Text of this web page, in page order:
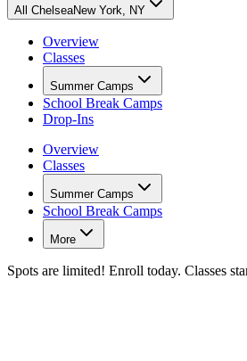
All Chelsea​​​​‌ ‍ ​‍​‍‌‍ ‌ ​‍‌‍‍‌‌‍‌ ‌‍‍‌‌‍ ‍​‍​‍​ ‍‍​‍​‍‌ ​ ‌‍​‌‌‍ ‍‌‍‍‌‌ ‌​‌ ‍‌​‍ ‍‌‍‍‌‌‍ ​‍​‍​‍ ​​‍​‍‌‍‍​‌ ​‍‌‍‌‌‌‍‌‍​‍​‍​ ‍‍​‍​‍‌‍‍​‌ ‌​‌ ‌​‌ ​​‌ ​ ​ ‍‍​‍ ​‍ ‌‍​ ‌‍‍​‌‍‌‌‌‍ ​‌ ​ ‌‍‌‌‌‍​‌‌ ​​‌‍‍‌‌‍‌‌‌ ​‍‌ ​ ​‍ ‍‌ ​ ‌‍​‌‌‍ ‍‌‍‍‌‌ ‌​‌ ‍‌​‍ ‍‌ ​ ‌ ‌​‌ ‌‌‌‍‌​‌‍‍‌‌‍ ​‍ ‌‍‍‌‌‍ ‍‌ ‌​‌‍‌‌‌‍ ‍‌ ‌​​‍ ‌‍‌‌‌‍‌​‌‍‍‌‌ ‌​​‍ ‌‍ ‌‌‍ ‌‍‌​‌‍‌‌​ ‌‌ ​​‌ ​‍‌‍‌‌‌ ​ ‌‍‌‌‌‍ ‍‌ ‌​‌‍​‌‌ ‌​‌‍‍‌‌‍ ‌‍ ‍​ ‍ ‌‍‍‌‌‍‌​​ ‌‌‍​ ‌‍‌​‌‍‌‍​ ‌​‌‍‌‌‌‍‌‌​ ​ ​ ‍​​‍ ‌​ ‌ ​ ‍‌‌‍‌‍​ ‌‍​‍ ‌​ ‌​​ ​‌​ ‌​​ ​​​‍ ‌‌‍​‍‌‍‌​​ ​‍‌‍‌‍​‍ ‌​ ‍‌​ ​‌​ ‌‍​ ​ ​ ​‍‌‍‌​​ ‌ ‌‍‌​‌‍‌‍‌‍‌‌‌‍‌‍‌‍​‌​ ‍ ‌ ‌​‌ ‍‌‌ ​​‌‍‌‌​ ‌‌ ‌‍‌‍‌‌‌‍ ‍‌ ‌‌‌‍‌‌​ ‍ ‌ ​​‌‍​‌‌ ‌​‌‍‍​​ ‌‌ ​ ‌ ‌‌‌‍​‍‌​ ‍‌‍​‌‌ ‌‍‌‍‍‌‌‍‌ ‌‍​‌‌ ‌​‌‍‍‌‌‍ ‌‍ ‍​‍ ‍‌ ‌​‌‍‍‌‌ ‌​‌‍ ​‌‍‌‌​ ‌‍​‍‌‍​‌‌ ​ ‌‍‌‌‌‌‌‌‌ ​‍‌‍ ​​ ‌‌‍‍​‌ ‌​‌ ‌​‌ ​​‌ ​ ​‍‌‌​ ​ ‌​​‌​‍‌‌​ ​‍‌​‌‍​‍‌‌​ ​‍‌​‌‍‌‍​ ‌‍‍​‌‍‌‌‌‍ ​‌ ​ ‌‍‌‌‌‍​‌‌ ​​‌‍‍‌‌‍‌‌‌ ​‍‌ ​ ​‍ ‍‌ ​ ‌‍​‌‌‍ ‍‌‍‍‌‌ ‌​‌ ‍‌​‍ ‍‌ ​ ‌ ‌​‌ ‌‌‌‍‌​‌‍‍‌‌‍ ​‍‌‍‌‍‍‌‌‍‌​​ ‌‌‍​ ‌‍‌​‌‍‌‍​ ‌​‌‍‌‌‌‍‌‌​ ​ ​ ‍​​‍ ‌​ ‌ ​ ‍‌‌‍‌‍​ ‌‍​‍ ‌​ ‌​​ ​‌​ ‌​​ ​​​‍ ‌‌‍​‍‌‍‌​​ ​‍‌‍‌‍​‍ ‌​ ‍‌​ ​‌​ ‌‍​ ​ ​ ​‍‌‍‌​​ ‌ ‌‍‌​‌‍‌‍‌‍‌‌‌‍‌‍‌‍​‌​‍‌‍‌ ‌​‌ ‍‌‌ ​​‌‍‌‌​ ‌‌ ‌‍‌‍‌‌‌‍ ‍‌ ‌‌‌‍‌‌​‍‌‍‌ ​​‌‍​‌‌ ‌​‌‍‍​​ ‌‌ ​ ‌ ‌‌‌‍​‍‌​ ‍‌‍​‌‌ ‌‍‌‍‍‌‌‍‌ ‌‍​‌‌ ‌​‌‍‍‌‌‍ ‌‍ ‍​‍ ‍‌ ‌​‌‍‍‌‌ ‌​‌‍ ​‌‍‌‌​‍‌‍‌ ​​‌‍‌‌‌ ​‍‌ ​ ‌ ​​‌‍‌‌‌‍​ ‌ ‌​‌‍‍‌‌ ‌‍‌‍‌‌​ ‌‌ ​​‌ ‌‌‌‍​‍‌‍ ​‌‍‍‌‌ ​ ‌‍‍​‌‍‌‌‌‍‌​​‍​‍‌ ‌New York, NY​​​​‌ ‍ ​‍​‍‌‍ ‌ ​‍‌‍‍‌‌‍‌ ‌‍‍‌‌‍ ‍​‍​‍​ ‍‍​‍​‍‌ ​ ‌‍​‌‌‍ ‍‌‍‍‌‌ ‌​‌ ‍‌​‍ ‍‌‍‍‌‌‍ ​‍​‍​‍ ​​‍​‍‌‍‍​‌ ​‍‌‍‌‌‌‍‌‍​‍​‍​ ‍‍​‍​‍‌‍‍​‌ ‌​‌ ‌​‌ ​​‌ ​ ​ ‍‍​‍ ​‍ ‌‍​ ‌‍‍​‌‍‌‌‌‍ ​‌ ​ ‌‍‌‌‌‍​‌‌ ​​‌‍‍‌‌‍‌‌‌ ​‍‌ ​ ​‍ ‍‌ ​ ‌‍​‌‌‍ ‍‌‍‍‌‌ ‌​‌ ‍‌​‍ ‍‌ ​ ‌ ‌​‌ ‌‌‌‍‌​‌‍‍‌‌‍ ​‍ ‌‍‍‌‌‍ ‍‌ ‌​‌‍‌‌‌‍ ‍‌ ‌​​‍ ‌‍‌‌‌‍‌​‌‍‍‌‌ ‌​​‍ ‌‍ ‌‌‍ ‌‍‌​‌‍‌‌​ ‌‌ ​​‌ ​‍‌‍‌‌‌ ​ ‌‍‌‌‌‍ ‍‌ ‌​‌‍​‌‌ ‌​‌‍‍‌‌‍ ‌‍ ‍​ ‍ ‌‍‍‌‌‍‌​​ ‌‌‍​ ‌‍‌​‌‍‌‍​ ‌​‌‍‌‌‌‍‌‌​ ​ ​ ‍​​‍ ‌​ ‌ ​ ‍‌‌‍‌‍​ ‌‍​‍ ‌​ ‌​​ ​‌​ ‌​​ ​​​‍ ‌‌‍​‍‌‍‌​​ ​‍‌‍‌‍​‍ ‌​ ‍‌​ ​‌​ ‌‍​ ​ ​ ​‍‌‍‌​​ ‌ ‌‍‌​‌‍‌‍‌‍‌‌‌‍‌‍‌‍​‌​ ‍ ‌ ‌​‌ ‍‌‌ ​​‌‍‌‌​ ‌‌ ‌‍‌‍‌‌‌‍ ‍‌ ‌‌‌‍‌‌​ ‍ ‌ ​​‌‍​‌‌ ‌​‌‍‍​​ ‌‌ ‌‍‌‍‌‌‌‍ ‍‌ ‌‌‌‍‌‌‌​ ​‌‍ ‌‍​ ‌‍​‌‌ ‌​‌‍‍‌‌‍ ‌‍ ‍​ ‌‍​‍‌‍​‌‌ ​ ‌‍‌‌‌‌‌‌‌ ​‍‌‍ ​​ ‌‌‍‍​‌ ‌​‌ ‌​‌ ​​‌ ​ ​‍‌‌​ ​ ‌​​‌​‍‌‌​ ​‍‌​‌‍​‍‌‌​ ​‍‌​‌‍‌‍​ ‌‍‍​‌‍‌‌‌‍ ​‌ ​ ‌‍‌‌‌‍​‌‌ ​​‌‍‍‌‌‍‌‌‌ ​‍‌ ​ ​‍ ‍‌ ​ ‌‍​‌‌‍ ‍‌‍‍‌‌ ‌​‌ ‍‌​‍ ‍‌ ​ ‌ ‌​‌ ‌‌‌‍‌​‌‍‍‌‌‍ ​‍‌‍‌‍‍‌‌‍‌​​ ‌‌‍​ ‌‍‌​‌‍‌‍​ ‌​‌‍‌‌‌‍‌‌​ ​ ​ ‍​​‍ ‌​ ‌ ​ ‍‌‌‍‌‍​ ‌‍​‍ ‌​ ‌​​ ​‌​ ‌​​ ​​​‍ ‌‌‍​‍‌‍‌​​ ​‍‌‍‌‍​‍ ‌​ ‍‌​ ​‌​ ‌‍​ ​ ​ ​‍‌‍‌​​ ‌ ‌‍‌​‌‍‌‍‌‍‌‌‌‍‌‍‌‍​‌​‍‌‍‌ ‌​‌ ‍‌‌ ​​‌‍‌‌​ ‌‌ ‌‍‌‍‌‌‌‍ ‍‌ ‌‌‌‍‌‌​‍‌‍‌ ​​‌‍​‌‌ ‌​‌‍‍​​ ‌‌ ‌‍‌‍‌‌‌‍ ‍‌ ‌‌‌‍‌‌‌​ ​‌‍ ‌‍​ ‌‍​‌‌ ‌​‌‍‍‌‌‍ ‌‍ ‍​‍‌‍‌ ​​‌‍‌‌‌ ​‍‌ ​ ‌ ​​‌‍‌‌‌‍​ ‌ ‌​‌‍‍‌‌ ‌‍‌‍‌‌​ ‌‌ ​​‌ ‌‌‌‍​‍‌‍ ​‌‍‍‌‌ ​ ‌‍‍​‌‍‌‌‌‍‌​​‍​‍‌ ‌
Overview​​​​‌ ‍ ​‍​‍‌‍ ‌ ​‍‌‍‍‌‌‍‌ ‌‍‍‌‌‍ ‍​‍​‍​ ‍‍​‍​‍‌ ​ ‌‍​‌‌‍ ‍‌‍‍‌‌ ‌​‌ ‍‌​‍ ‍‌‍‍‌‌‍ ​‍​‍​‍ ​​‍​‍‌‍‍​‌ ​‍‌‍‌‌‌‍‌‍​‍​‍​ ‍‍​‍​‍‌‍‍​‌ ‌​‌ ‌​‌ ​​‌ ​ ​ ‍‍​‍ ​‍ ‌‍​ ‌‍‍​‌‍‌‌‌‍ ​‌ ​ ‌‍‌‌‌‍​‌‌ ​​‌‍‍‌‌‍‌‌‌ ​‍‌ ​ ​‍ ‍‌ ​ ‌‍​‌‌‍ ‍‌‍‍‌‌ ‌​‌ ‍‌​‍ ‍‌ ​ ‌ ‌​‌ ‌‌‌‍‌​‌‍‍‌‌‍ ​‍ ‌‍‍‌‌‍ ‍‌ ‌​‌‍‌‌‌‍ ‍‌ ‌​​‍ ‌‍‌‌‌‍‌​‌‍‍‌‌ ‌​​‍ ‌‍ ‌‌‍ ‌‍‌​‌‍‌‌​ ‌‌ ​​‌ ​‍‌‍‌‌‌ ​ ‌‍‌‌‌‍ ‍‌ ‌​‌‍​‌‌ ‌​‌‍‍‌‌‍ ‌‍ ‍​ ‍ ‌‍‍‌‌‍‌​​ ‌‌‍​ ‌‍‌​‌‍‌‍​ ‌​‌‍‌‌‌‍‌‌​ ​ ​ ‍​​‍ ‌​ ‌ ​ ‍‌‌‍‌‍​ ‌‍​‍ ‌​ ‌​​ ​‌​ ‌​​ ​​​‍ ‌‌‍​‍‌‍‌​​ ​‍‌‍‌‍​‍ ‌​ ‍‌​ ​‌​ ‌‍​ ​ ​ ​‍‌‍‌​​ ‌ ‌‍‌​‌‍‌‍‌‍‌‌‌‍‌‍‌‍​‌​ ‍ ‌ ‌​‌ ‍‌‌ ​​‌‍‌‌​ ‌‌ ‌‍‌‍‌‌‌‍ ‍‌ ‌‌‌‍‌‌​ ‍ ‌ ​​‌‍​‌‌ ‌​‌‍‍​​ ‌‌ ​ ‌ ‌‌‌‍​‍‌​ ‍‌‍​‌‌ ‌‍‌‍‍‌‌‍‌ ‌‍​‌‌ ‌​‌‍‍‌‌‍ ‌‍ ‍​‍ ‍‌‍​ ‌‍ ‌‍ ​‌ ‌‌‌‍ ‌‌‍ ‍‌ ​ ​‍‌‌​ ‌‌‌​​‍‌‌ ‌‍‍ ‌‍‌‌‌ ‍‌​‍‌‌​ ​ ‌​‌​​‍‌‌​ ​ ‌​‌​​‍‌‌​ ​‍​ ​‍​ ​ ‌‍‌‌​ ​‌‌‍​‌​ ​‌​ ​‌​ ‌‌​ ‌ ​ ​‍‌‍‌‌​ ‌ ​ ‍‌‌‍​‍‌‍​‍​ ​​​ ‌​​ ‍‌​ ​‍​ ‍‌​ ‍‌​ ​​​ ‌​​ ‌​​ ‌‍‌‍‌​‌‍​‍‌‍​‌‌‍​ ​ ‌‍​ ‌ ​ ‍​​ ​‍​‍‌‌​ ​‍​ ​‍​‍‌‌​ ‌‌‌​‌​​‍ ‍‌‍ ​‌‍‍‌‌‍ ‍‌‍‍ ‌ ​ ​‍‌‌​ ‌‌‌​​‍‌‌ ‌‍‍ ‌‍‌‌‌ ‍‌​‍‌‌​ ​ ‌​‌​​‍‌‌​ ​ ‌​‌​​‍‌‌​ ​‍​ ​‍​ ​​‌‍​ ​ ‌‍​ ‍​​ ‌ ​ ​‍​ ‍​​ ​ ​ ​‌​ ​​‌‍‌​​ ‍​​‍‌‌​ ​‍​ ​‍​‍‌‌​ ‌‌‌​‌​​‍ ‍‌ ‌​‌‍‍‌‌ ‌​‌‍ ​‌‍‌‌​ ‌‍​‍‌‍​‌‌ ​ ‌‍‌‌‌‌‌‌‌ ​‍‌‍ ​​ ‌‌‍‍​‌ ‌​‌ ‌​‌ ​​‌ ​ ​‍‌‌​ ​ ‌​​‌​‍‌‌​ ​‍‌​‌‍​‍‌‌​ ​‍‌​‌‍‌‍​ ‌‍‍​‌‍‌‌‌‍ ​‌ ​ ‌‍‌‌‌‍​‌‌ ​​‌‍‍‌‌‍‌‌‌ ​‍‌ ​ ​‍ ‍‌ ​ ‌‍​‌‌‍ ‍‌‍‍‌‌ ‌​‌ ‍‌​‍ ‍‌ ​ ‌ ‌​‌ ‌‌‌‍‌​‌‍‍‌‌‍ ​‍‌‍‌‍‍‌‌‍‌​​ ‌‌‍​ ‌‍‌​‌‍‌‍​ ‌​‌‍‌‌‌‍‌‌​ ​ ​ ‍​​‍ ‌​ ‌ ​ ‍‌‌‍‌‍​ ‌‍​‍ ‌​ ‌​​ ​‌​ ‌​​ ​​​‍ ‌‌‍​‍‌‍‌​​ ​‍‌‍‌‍​‍ ‌​ ‍‌​ ​‌​ ‌‍​ ​ ​ ​‍‌‍‌​​ ‌ ‌‍‌​‌‍‌‍‌‍‌‌‌‍‌‍‌‍​‌​‍‌‍‌ ‌​‌ ‍‌‌ ​​‌‍‌‌​ ‌‌ ‌‍‌‍‌‌‌‍ ‍‌ ‌‌‌‍‌‌​‍‌‍‌ ​​‌‍​‌‌ ‌​‌‍‍​​ ‌‌ ​ ‌ ‌‌‌‍​‍‌​ ‍‌‍​‌‌ ‌‍‌‍‍‌‌‍‌ ‌‍​‌‌ ‌​‌‍‍‌‌‍ ‌‍ ‍​‍ ‍‌‍​ ‌‍ ‌‍ ​‌ ‌‌‌‍ ‌‌‍ ‍‌ ​ ​‍‌‌​ ‌‌‌​​‍‌‌ ‌‍‍ ‌‍‌‌‌ ‍‌​‍‌‌​ ​ ‌​‌​​‍‌‌​ ​ ‌​‌​​‍‌‌​ ​‍​ ​‍​ ​ ‌‍‌‌​ ​‌‌‍​‌​ ​‌​ ​‌​ ‌‌​ ‌ ​ ​‍‌‍‌‌​ ‌ ​ ‍‌‌‍​‍‌‍​‍​ ​​​ ‌​​ ‍‌​ ​‍​ ‍‌​ ‍‌​ ​​​ ‌​​ ‌​​ ‌‍‌‍‌​‌‍​‍‌‍​‌‌‍​ ​ ‌‍​ ‌ ​ ‍​​ ​‍​‍‌‌​ ​‍​ ​‍​‍‌‌​ ‌‌‌​‌​​‍ ‍‌‍ ​‌‍‍‌‌‍ ‍‌‍‍ ‌ ​ ​‍‌‌​ ‌‌‌​​‍‌‌ ‌‍‍ ‌‍‌‌‌ ‍‌​‍‌‌​ ​ ‌​‌​​‍‌‌​ ​ ‌​‌​​‍‌‌​ ​‍​ ​‍​ ​​‌‍​ ​ ‌‍​ ‍​​ ‌ ​ ​‍​ ‍​​ ​ ​ ​‌​ ​​‌‍‌​​ ‍​​‍‌‌​ ​‍​ ​‍​‍‌‌​ ‌‌‌​‌​​‍ ‍‌ ‌​‌‍‍‌‌ ‌​‌‍ ​‌‍‌‌​‍‌‍‌ ​​‌‍‌‌‌ ​‍‌ ​ ‌ ​​‌‍‌‌‌‍​ ‌ ‌​‌‍‍‌‌ ‌‍‌‍‌‌​ ‌‌ ​​‌ ‌‌‌‍​‍‌‍ ​‌‍‍‌‌ ​ ‌‍‍​‌‍‌‌‌‍‌​​‍​‍‌ ‌
Classes​​​​‌ ‍ ​‍​‍‌‍ ‌ ​‍‌‍‍‌‌‍‌ ‌‍‍‌‌‍ ‍​‍​‍​ ‍‍​‍​‍‌ ​ ‌‍​‌‌‍ ‍‌‍‍‌‌ ‌​‌ ‍‌​‍ ‍‌‍‍‌‌‍ ​‍​‍​‍ ​​‍​‍‌‍‍​‌ ​‍‌‍‌‌‌‍‌‍​‍​‍​ ‍‍​‍​‍‌‍‍​‌ ‌​‌ ‌​‌ ​​‌ ​ ​ ‍‍​‍ ​‍ ‌‍​ ‌‍‍​‌‍‌‌‌‍ ​‌ ​ ‌‍‌‌‌‍​‌‌ ​​‌‍‍‌‌‍‌‌‌ ​‍‌ ​ ​‍ ‍‌ ​ ‌‍​‌‌‍ ‍‌‍‍‌‌ ‌​‌ ‍‌​‍ ‍‌ ​ ‌ ‌​‌ ‌‌‌‍‌​‌‍‍‌‌‍ ​‍ ‌‍‍‌‌‍ ‍‌ ‌​‌‍‌‌‌‍ ‍‌ ‌​​‍ ‌‍‌‌‌‍‌​‌‍‍‌‌ ‌​​‍ ‌‍ ‌‌‍ ‌‍‌​‌‍‌‌​ ‌‌ ​​‌ ​‍‌‍‌‌‌ ​ ‌‍‌‌‌‍ ‍‌ ‌​‌‍​‌‌ ‌​‌‍‍‌‌‍ ‌‍ ‍​ ‍ ‌‍‍‌‌‍‌​​ ‌‌‍​ ‌‍‌​‌‍‌‍​ ‌​‌‍‌‌‌‍‌‌​ ​ ​ ‍​​‍ ‌​ ‌ ​ ‍‌‌‍‌‍​ ‌‍​‍ ‌​ ‌​​ ​‌​ ‌​​ ​​​‍ ‌‌‍​‍‌‍‌​​ ​‍‌‍‌‍​‍ ‌​ ‍‌​ ​‌​ ‌‍​ ​ ​ ​‍‌‍‌​​ ‌ ‌‍‌​‌‍‌‍‌‍‌‌‌‍‌‍‌‍​‌​ ‍ ‌ ‌​‌ ‍‌‌ ​​‌‍‌‌​ ‌‌ ‌‍‌‍‌‌‌‍ ‍‌ ‌‌‌‍‌‌​ ‍ ‌ ​​‌‍​‌‌ ‌​‌‍‍​​ ‌‌ ​ ‌ ‌‌‌‍​‍‌​ ‍‌‍​‌‌ ‌‍‌‍‍‌‌‍‌ ‌‍​‌‌ ‌​‌‍‍‌‌‍ ‌‍ ‍​‍ ‍‌‍​ ‌‍ ‌‍ ​‌ ‌‌‌‍ ‌‌‍ ‍‌ ​ ​‍‌‌​ ‌‌‌​​‍‌‌ ‌‍‍ ‌‍‌‌‌ ‍‌​‍‌‌​ ​ ‌​‌​​‍‌‌​ ​ ‌​‌​​‍‌‌​ ​‍​ ​‍‌‍​‌​ ‍​​ ‌‍​ ‌ ‌‍​ ​ ‍​‌‍‌‍​ ‍‌​ ​​‌‍‌​​ ‍​‌‍​‌​‍‌‌​ ​‍​ ​‍​‍‌‌​ ‌‌‌​‌​​‍ ‍‌‍ ​‌‍‍‌‌‍ ‍‌‍‍ ‌ ​ ​‍‌‌​ ‌‌‌​​‍‌‌ ‌‍‍ ‌‍‌‌‌ ‍‌​‍‌‌​ ​ ‌​‌​​‍‌‌​ ​ ‌​‌​​‍‌‌​ ​‍​ ​‍​ ​​‌‍​ ​ ‌‍​ ‍​​ ‌ ​ ​‍​ ‍​​ ​ ​ ​‌​ ​​‌‍‌​​ ‍​​‍‌‌​ ​‍​ ​‍​‍‌‌​ ‌‌‌​‌​​‍ ‍‌ ‌​‌‍‍‌‌ ‌​‌‍ ​‌‍‌‌​ ‌‍​‍‌‍​‌‌ ​ ‌‍‌‌‌‌‌‌‌ ​‍‌‍ ​​ ‌‌‍‍​‌ ‌​‌ ‌​‌ ​​‌ ​ ​‍‌‌​ ​ ‌​​‌​‍‌‌​ ​‍‌​‌‍​‍‌‌​ ​‍‌​‌‍‌‍​ ‌‍‍​‌‍‌‌‌‍ ​‌ ​ ‌‍‌‌‌‍​‌‌ ​​‌‍‍‌‌‍‌‌‌ ​‍‌ ​ ​‍ ‍‌ ​ ‌‍​‌‌‍ ‍‌‍‍‌‌ ‌​‌ ‍‌​‍ ‍‌ ​ ‌ ‌​‌ ‌‌‌‍‌​‌‍‍‌‌‍ ​‍‌‍‌‍‍‌‌‍‌​​ ‌‌‍​ ‌‍‌​‌‍‌‍​ ‌​‌‍‌‌‌‍‌‌​ ​ ​ ‍​​‍ ‌​ ‌ ​ ‍‌‌‍‌‍​ ‌‍​‍ ‌​ ‌​​ ​‌​ ‌​​ ​​​‍ ‌‌‍​‍‌‍‌​​ ​‍‌‍‌‍​‍ ‌​ ‍‌​ ​‌​ ‌‍​ ​ ​ ​‍‌‍‌​​ ‌ ‌‍‌​‌‍‌‍‌‍‌‌‌‍‌‍‌‍​‌​‍‌‍‌ ‌​‌ ‍‌‌ ​​‌‍‌‌​ ‌‌ ‌‍‌‍‌‌‌‍ ‍‌ ‌‌‌‍‌‌​‍‌‍‌ ​​‌‍​‌‌ ‌​‌‍‍​​ ‌‌ ​ ‌ ‌‌‌‍​‍‌​ ‍‌‍​‌‌ ‌‍‌‍‍‌‌‍‌ ‌‍​‌‌ ‌​‌‍‍‌‌‍ ‌‍ ‍​‍ ‍‌‍​ ‌‍ ‌‍ ​‌ ‌‌‌‍ ‌‌‍ ‍‌ ​ ​‍‌‌​ ‌‌‌​​‍‌‌ ‌‍‍ ‌‍‌‌‌ ‍‌​‍‌‌​ ​ ‌​‌​​‍‌‌​ ​ ‌​‌​​‍‌‌​ ​‍​ ​‍‌‍​‌​ ‍​​ ‌‍​ ‌ ‌‍​ ​ ‍​‌‍‌‍​ ‍‌​ ​​‌‍‌​​ ‍​‌‍​‌​‍‌‌​ ​‍​ ​‍​‍‌‌​ ‌‌‌​‌​​‍ ‍‌‍ ​‌‍‍‌‌‍ ‍‌‍‍ ‌ ​ ​‍‌‌​ ‌‌‌​​‍‌‌ ‌‍‍ ‌‍‌‌‌ ‍‌​‍‌‌​ ​ ‌​‌​​‍‌‌​ ​ ‌​‌​​‍‌‌​ ​‍​ ​‍​ ​​‌‍​ ​ ‌‍​ ‍​​ ‌ ​ ​‍​ ‍​​ ​ ​ ​‌​ ​​‌‍‌​​ ‍​​‍‌‌​ ​‍​ ​‍​‍‌‌​ ‌‌‌​‌​​‍ ‍‌ ‌​‌‍‍‌‌ ‌​‌‍ ​‌‍‌‌​‍‌‍‌ ​​‌‍‌‌‌ ​‍‌ ​ ‌ ​​‌‍‌‌‌‍​ ‌ ‌​‌‍‍‌‌ ‌‍‌‍‌‌​ ‌‌ ​​‌ ‌‌‌‍​‍‌‍ ​‌‍‍‌‌ ​ ‌‍‍​‌‍‌‌‌‍‌​​‍​‍‌ ‌
Summer Camps​​​​‌ ‍ ​‍​‍‌‍ ‌ ​‍‌‍‍‌‌‍‌ ‌‍‍‌‌‍ ‍​‍​‍​ ‍‍​‍​‍‌ ​ ‌‍​‌‌‍ ‍‌‍‍‌‌ ‌​‌ ‍‌​‍ ‍‌‍‍‌‌‍ ​‍​‍​‍ ​​‍​‍‌‍‍​‌ ​‍‌‍‌‌‌‍‌‍​‍​‍​ ‍‍​‍​‍‌‍‍​‌ ‌​‌ ‌​‌ ​​‌ ​ ​ ‍‍​‍ ​‍ ‌‍​ ‌‍‍​‌‍‌‌‌‍ ​‌ ​ ‌‍‌‌‌‍​‌‌ ​​‌‍‍‌‌‍‌‌‌ ​‍‌ ​ ​‍ ‍‌ ​ ‌‍​‌‌‍ ‍‌‍‍‌‌ ‌​‌ ‍‌​‍ ‍‌ ​ ‌ ‌​‌ ‌‌‌‍‌​‌‍‍‌‌‍ ​‍ ‌‍‍‌‌‍ ‍‌ ‌​‌‍‌‌‌‍ ‍‌ ‌​​‍ ‌‍‌‌‌‍‌​‌‍‍‌‌ ‌​​‍ ‌‍ ‌‌‍ ‌‍‌​‌‍‌‌​ ‌‌ ​​‌ ​‍‌‍‌‌‌ ​ ‌‍‌‌‌‍ ‍‌ ‌​‌‍​‌‌ ‌​‌‍‍‌‌‍ ‌‍ ‍​ ‍ ‌‍‍‌‌‍‌​​ ‌‌‍​ ‌‍‌​‌‍‌‍​ ‌​‌‍‌‌‌‍‌‌​ ​ ​ ‍​​‍ ‌​ ‌ ​ ‍‌‌‍‌‍​ ‌‍​‍ ‌​ ‌​​ ​‌​ ‌​​ ​​​‍ ‌‌‍​‍‌‍‌​​ ​‍‌‍‌‍​‍ ‌​ ‍‌​ ​‌​ ‌‍​ ​ ​ ​‍‌‍‌​​ ‌ ‌‍‌​‌‍‌‍‌‍‌‌‌‍‌‍‌‍​‌​ ‍ ‌ ‌​‌ ‍‌‌ ​​‌‍‌‌​ ‌‌ ‌‍‌‍‌‌‌‍ ‍‌ ‌‌‌‍‌‌​ ‍ ‌ ​​‌‍​‌‌ ‌​‌‍‍​​ ‌‌ ​ ‌ ‌‌‌‍​‍‌​ ‍‌‍​‌‌ ‌‍‌‍‍‌‌‍‌ ‌‍​‌‌ ‌​‌‍‍‌‌‍ ‌‍ ‍​‍ ‍‌‍​ ‌‍ ‌‍ ​‌ ‌‌‌‍ ‌‌‍ ‍‌ ​ ​‍‌‌​ ‌‌‌​​‍‌‌ ‌‍‍ ‌‍‌‌‌ ‍‌​‍‌‌​ ​ ‌​‌​​‍‌‌​ ​ ‌​‌​​‍‌‌​ ​‍​ ​‍​ ‍​​ ​​​ ​​​ ‌​‌‍‌‍​ ​‌‌‍‌​‌‍​‌‌‍‌‌‌‍‌‍‌‍​‌​ ‍‌​‍‌‌​ ​‍​ ​‍​‍‌‌​ ‌‌‌​‌​​‍ ‍‌ ‌​‌‍‍‌‌ ‌​‌‍ ​‌‍‌‌​ ‌‍​‍‌‍​‌‌ ​ ‌‍‌‌‌‌‌‌‌ ​‍‌‍ ​​ ‌‌‍‍​‌ ‌​‌ ‌​‌ ​​‌ ​ ​‍‌‌​ ​ ‌​​‌​‍‌‌​ ​‍‌​‌‍​‍‌‌​ ​‍‌​‌‍‌‍​ ‌‍‍​‌‍‌‌‌‍ ​‌ ​ ‌‍‌‌‌‍​‌‌ ​​‌‍‍‌‌‍‌‌‌ ​‍‌ ​ ​‍ ‍‌ ​ ‌‍​‌‌‍ ‍‌‍‍‌‌ ‌​‌ ‍‌​‍ ‍‌ ​ ‌ ‌​‌ ‌‌‌‍‌​‌‍‍‌‌‍ ​‍‌‍‌‍‍‌‌‍‌​​ ‌‌‍​ ‌‍‌​‌‍‌‍​ ‌​‌‍‌‌‌‍‌‌​ ​ ​ ‍​​‍ ‌​ ‌ ​ ‍‌‌‍‌‍​ ‌‍​‍ ‌​ ‌​​ ​‌​ ‌​​ ​​​‍ ‌‌‍​‍‌‍‌​​ ​‍‌‍‌‍​‍ ‌​ ‍‌​ ​‌​ ‌‍​ ​ ​ ​‍‌‍‌​​ ‌ ‌‍‌​‌‍‌‍‌‍‌‌‌‍‌‍‌‍​‌​‍‌‍‌ ‌​‌ ‍‌‌ ​​‌‍‌‌​ ‌‌ ‌‍‌‍‌‌‌‍ ‍‌ ‌‌‌‍‌‌​‍‌‍‌ ​​‌‍​‌‌ ‌​‌‍‍​​ ‌‌ ​ ‌ ‌‌‌‍​‍‌​ ‍‌‍​‌‌ ‌‍‌‍‍‌‌‍‌ ‌‍​‌‌ ‌​‌‍‍‌‌‍ ‌‍ ‍​‍ ‍‌‍​ ‌‍ ‌‍ ​‌ ‌‌‌‍ ‌‌‍ ‍‌ ​ ​‍‌‌​ ‌‌‌​​‍‌‌ ‌‍‍ ‌‍‌‌‌ ‍‌​‍‌‌​ ​ ‌​‌​​‍‌‌​ ​ ‌​‌​​‍‌‌​ ​‍​ ​‍​ ‍​​ ​​​ ​​​ ‌​‌‍‌‍​ ​‌‌‍‌​‌‍​‌‌‍‌‌‌‍‌‍‌‍​‌​ ‍‌​‍‌‌​ ​‍​ ​‍​‍‌‌​ ‌‌‌​‌​​‍ ‍‌ ‌​‌‍‍‌‌ ‌​‌‍ ​‌‍‌‌​‍‌‍‌ ​​‌‍‌‌‌ ​‍‌ ​ ‌ ​​‌‍‌‌‌‍​ ‌ ‌​‌‍‍‌‌ ‌‍‌‍‌‌​ ‌‌ ​​‌ ‌‌‌‍​‍‌‍ ​‌‍‍‌‌ ​ ‌‍‍​‌‍‌‌‌‍‌​​‍​‍‌ ‌
School Break Camps​​​​‌ ‍ ​‍​‍‌‍ ‌ ​‍‌‍‍‌‌‍‌ ‌‍‍‌‌‍ ‍​‍​‍​ ‍‍​‍​‍‌ ​ ‌‍​‌‌‍ ‍‌‍‍‌‌ ‌​‌ ‍‌​‍ ‍‌‍‍‌‌‍ ​‍​‍​‍ ​​‍​‍‌‍‍​‌ ​‍‌‍‌‌‌‍‌‍​‍​‍​ ‍‍​‍​‍‌‍‍​‌ ‌​‌ ‌​‌ ​​‌ ​ ​ ‍‍​‍ ​‍ ‌‍​ ‌‍‍​‌‍‌‌‌‍ ​‌ ​ ‌‍‌‌‌‍​‌‌ ​​‌‍‍‌‌‍‌‌‌ ​‍‌ ​ ​‍ ‍‌ ​ ‌‍​‌‌‍ ‍‌‍‍‌‌ ‌​‌ ‍‌​‍ ‍‌ ​ ‌ ‌​‌ ‌‌‌‍‌​‌‍‍‌‌‍ ​‍ ‌‍‍‌‌‍ ‍‌ ‌​‌‍‌‌‌‍ ‍‌ ‌​​‍ ‌‍‌‌‌‍‌​‌‍‍‌‌ ‌​​‍ ‌‍ ‌‌‍ ‌‍‌​‌‍‌‌​ ‌‌ ​​‌ ​‍‌‍‌‌‌ ​ ‌‍‌‌‌‍ ‍‌ ‌​‌‍​‌‌ ‌​‌‍‍‌‌‍ ‌‍ ‍​ ‍ ‌‍‍‌‌‍‌​​ ‌‌‍​ ‌‍‌​‌‍‌‍​ ‌​‌‍‌‌‌‍‌‌​ ​ ​ ‍​​‍ ‌​ ‌ ​ ‍‌‌‍‌‍​ ‌‍​‍ ‌​ ‌​​ ​‌​ ‌​​ ​​​‍ ‌‌‍​‍‌‍‌​​ ​‍‌‍‌‍​‍ ‌​ ‍‌​ ​‌​ ‌‍​ ​ ​ ​‍‌‍‌​​ ‌ ‌‍‌​‌‍‌‍‌‍‌‌‌‍‌‍‌‍​‌​ ‍ ‌ ‌​‌ ‍‌‌ ​​‌‍‌‌​ ‌‌ ‌‍‌‍‌‌‌‍ ‍‌ ‌‌‌‍‌‌​ ‍ ‌ ​​‌‍​‌‌ ‌​‌‍‍​​ ‌‌ ​ ‌ ‌‌‌‍​‍‌​ ‍‌‍​‌‌ ‌‍‌‍‍‌‌‍‌ ‌‍​‌‌ ‌​‌‍‍‌‌‍ ‌‍ ‍​‍ ‍‌‍​ ‌‍ ‌‍ ​‌ ‌‌‌‍ ‌‌‍ ‍‌ ​ ​‍‌‌​ ‌‌‌​​‍‌‌ ‌‍‍ ‌‍‌‌‌ ‍‌​‍‌‌​ ​ ‌​‌​​‍‌‌​ ​ ‌​‌​​‍‌‌​ ​‍​ ​‍‌‍​‍​ ​​​ ​​‌‍‌​‌‍‌‍​ ​‌​ ‌​‌‍​ ‌‍​ ‌‍​ ​ ‍‌​ ‌‌​‍‌‌​ ​‍​ ​‍​‍‌‌​ ‌‌‌​‌​​‍ ‍‌‍ ​‌‍‍‌‌‍ ‍‌‍‍ ‌ ​ ​‍‌‌​ ‌‌‌​​‍‌‌ ‌‍‍ ‌‍‌‌‌ ‍‌​‍‌‌​ ​ ‌​‌​​‍‌‌​ ​ ‌​‌​​‍‌‌​ ​‍​ ​‍​ ​‍​ ‌‍​ ‌‌‌‍‌​​ ‍‌​ ​​​ ‍‌​ ​‍​ ‌‍​ ​‍‌‍‌‍‌‍‌​​‍‌‌​ ​‍​ ​‍​‍‌‌​ ‌‌‌​‌​​‍ ‍‌ ‌​‌‍‍‌‌ ‌​‌‍ ​‌‍‌‌​ ‌‍​‍‌‍​‌‌ ​ ‌‍‌‌‌‌‌‌‌ ​‍‌‍ ​​ ‌‌‍‍​‌ ‌​‌ ‌​‌ ​​‌ ​ ​‍‌‌​ ​ ‌​​‌​‍‌‌​ ​‍‌​‌‍​‍‌‌​ ​‍‌​‌‍‌‍​ ‌‍‍​‌‍‌‌‌‍ ​‌ ​ ‌‍‌‌‌‍​‌‌ ​​‌‍‍‌‌‍‌‌‌ ​‍‌ ​ ​‍ ‍‌ ​ ‌‍​‌‌‍ ‍‌‍‍‌‌ ‌​‌ ‍‌​‍ ‍‌ ​ ‌ ‌​‌ ‌‌‌‍‌​‌‍‍‌‌‍ ​‍‌‍‌‍‍‌‌‍‌​​ ‌‌‍​ ‌‍‌​‌‍‌‍​ ‌​‌‍‌‌‌‍‌‌​ ​ ​ ‍​​‍ ‌​ ‌ ​ ‍‌‌‍‌‍​ ‌‍​‍ ‌​ ‌​​ ​‌​ ‌​​ ​​​‍ ‌‌‍​‍‌‍‌​​ ​‍‌‍‌‍​‍ ‌​ ‍‌​ ​‌​ ‌‍​ ​ ​ ​‍‌‍‌​​ ‌ ‌‍‌​‌‍‌‍‌‍‌‌‌‍‌‍‌‍​‌​‍‌‍‌ ‌​‌ ‍‌‌ ​​‌‍‌‌​ ‌‌ ‌‍‌‍‌‌‌‍ ‍‌ ‌‌‌‍‌‌​‍‌‍‌ ​​‌‍​‌‌ ‌​‌‍‍​​ ‌‌ ​ ‌ ‌‌‌‍​‍‌​ ‍‌‍​‌‌ ‌‍‌‍‍‌‌‍‌ ‌‍​‌‌ ‌​‌‍‍‌‌‍ ‌‍ ‍​‍ ‍‌‍​ ‌‍ ‌‍ ​‌ ‌‌‌‍ ‌‌‍ ‍‌ ​ ​‍‌‌​ ‌‌‌​​‍‌‌ ‌‍‍ ‌‍‌‌‌ ‍‌​‍‌‌​ ​ ‌​‌​​‍‌‌​ ​ ‌​‌​​‍‌‌​ ​‍​ ​‍‌‍​‍​ ​​​ ​​‌‍‌​‌‍‌‍​ ​‌​ ‌​‌‍​ ‌‍​ ‌‍​ ​ ‍‌​ ‌‌​‍‌‌​ ​‍​ ​‍​‍‌‌​ ‌‌‌​‌​​‍ ‍‌‍ ​‌‍‍‌‌‍ ‍‌‍‍ ‌ ​ ​‍‌‌​ ‌‌‌​​‍‌‌ ‌‍‍ ‌‍‌‌‌ ‍‌​‍‌‌​ ​ ‌​‌​​‍‌‌​ ​ ‌​‌​​‍‌‌​ ​‍​ ​‍​ ​‍​ ‌‍​ ‌‌‌‍‌​​ ‍‌​ ​​​ ‍‌​ ​‍​ ‌‍​ ​‍‌‍‌‍‌‍‌​​‍‌‌​ ​‍​ ​‍​‍‌‌​ ‌‌‌​‌​​‍ ‍‌ ‌​‌‍‍‌‌ ‌​‌‍ ​‌‍‌‌​‍‌‍‌ ​​‌‍‌‌‌ ​‍‌ ​ ‌ ​​‌‍‌‌‌‍​ ‌ ‌​‌‍‍‌‌ ‌‍‌‍‌‌​ ‌‌ ​​‌ ‌‌‌‍​‍‌‍ ​‌‍‍‌‌ ​ ‌‍‍​‌‍‌‌‌‍‌​​‍​‍‌ ‌
Drop-Ins​​​​‌ ‍ ​‍​‍‌‍ ‌ ​‍‌‍‍‌‌‍‌ ‌‍‍‌‌‍ ‍​‍​‍​ ‍‍​‍​‍‌ ​ ‌‍​‌‌‍ ‍‌‍‍‌‌ ‌​‌ ‍‌​‍ ‍‌‍‍‌‌‍ ​‍​‍​‍ ​​‍​‍‌‍‍​‌ ​‍‌‍‌‌‌‍‌‍​‍​‍​ ‍‍​‍​‍‌‍‍​‌ ‌​‌ ‌​‌ ​​‌ ​ ​ ‍‍​‍ ​‍ ‌‍​ ‌‍‍​‌‍‌‌‌‍ ​‌ ​ ‌‍‌‌‌‍​‌‌ ​​‌‍‍‌‌‍‌‌‌ ​‍‌ ​ ​‍ ‍‌ ​ ‌‍​‌‌‍ ‍‌‍‍‌‌ ‌​‌ ‍‌​‍ ‍‌ ​ ‌ ‌​‌ ‌‌‌‍‌​‌‍‍‌‌‍ ​‍ ‌‍‍‌‌‍ ‍‌ ‌​‌‍‌‌‌‍ ‍‌ ‌​​‍ ‌‍‌‌‌‍‌​‌‍‍‌‌ ‌​​‍ ‌‍ ‌‌‍ ‌‍‌​‌‍‌‌​ ‌‌ ​​‌ ​‍‌‍‌‌‌ ​ ‌‍‌‌‌‍ ‍‌ ‌​‌‍​‌‌ ‌​‌‍‍‌‌‍ ‌‍ ‍​ ‍ ‌‍‍‌‌‍‌​​ ‌‌‍​ ‌‍‌​‌‍‌‍​ ‌​‌‍‌‌‌‍‌‌​ ​ ​ ‍​​‍ ‌​ ‌ ​ ‍‌‌‍‌‍​ ‌‍​‍ ‌​ ‌​​ ​‌​ ‌​​ ​​​‍ ‌‌‍​‍‌‍‌​​ ​‍‌‍‌‍​‍ ‌​ ‍‌​ ​‌​ ‌‍​ ​ ​ ​‍‌‍‌​​ ‌ ‌‍‌​‌‍‌‍‌‍‌‌‌‍‌‍‌‍​‌​ ‍ ‌ ‌​‌ ‍‌‌ ​​‌‍‌‌​ ‌‌ ‌‍‌‍‌‌‌‍ ‍‌ ‌‌‌‍‌‌​ ‍ ‌ ​​‌‍​‌‌ ‌​‌‍‍​​ ‌‌ ​ ‌ ‌‌‌‍​‍‌​ ‍‌‍​‌‌ ‌‍‌‍‍‌‌‍‌ ‌‍​‌‌ ‌​‌‍‍‌‌‍ ‌‍ ‍​‍ ‍‌‍​ ‌‍ ‌‍ ​‌ ‌‌‌‍ ‌‌‍ ‍‌ ​ ​‍‌‌​ ‌‌‌​​‍‌‌ ‌‍‍ ‌‍‌‌‌ ‍‌​‍‌‌​ ​ ‌​‌​​‍‌‌​ ​ ‌​‌​​‍‌‌​ ​‍​ ​‍​ ‍‌‌‍​‍‌‍‌‌‌‍‌‌‌‍‌​‌‍‌‍‌‍‌​​ ‍‌​ ‌ ‌‍‌‌‌‍‌‍​ ‍‌​‍‌‌​ ​‍​ ​‍​‍‌‌​ ‌‌‌​‌​​‍ ‍‌‍ ​‌‍‍‌‌‍ ‍‌‍‍ ‌ ​ ​‍‌‌​ ‌‌‌​​‍‌‌ ‌‍‍ ‌‍‌‌‌ ‍‌​‍‌‌​ ​ ‌​‌​​‍‌‌​ ​ ‌​‌​​‍‌‌​ ​‍​ ​‍‌‍​‌‌‍​ ​ ‌‍​ ‌​​ ‌‌​ ​​‌‍​‌​ ​‍​ ​‌​ ‌ ​ ​​‌‍​‍​‍‌‌​ ​‍​ ​‍​‍‌‌​ ‌‌‌​‌​​‍ ‍‌ ‌​‌‍‍‌‌ ‌​‌‍ ​‌‍‌‌​ ‌‍​‍‌‍​‌‌ ​ ‌‍‌‌‌‌‌‌‌ ​‍‌‍ ​​ ‌‌‍‍​‌ ‌​‌ ‌​‌ ​​‌ ​ ​‍‌‌​ ​ ‌​​‌​‍‌‌​ ​‍‌​‌‍​‍‌‌​ ​‍‌​‌‍‌‍​ ‌‍‍​‌‍‌‌‌‍ ​‌ ​ ‌‍‌‌‌‍​‌‌ ​​‌‍‍‌‌‍‌‌‌ ​‍‌ ​ ​‍ ‍‌ ​ ‌‍​‌‌‍ ‍‌‍‍‌‌ ‌​‌ ‍‌​‍ ‍‌ ​ ‌ ‌​‌ ‌‌‌‍‌​‌‍‍‌‌‍ ​‍‌‍‌‍‍‌‌‍‌​​ ‌‌‍​ ‌‍‌​‌‍‌‍​ ‌​‌‍‌‌‌‍‌‌​ ​ ​ ‍​​‍ ‌​ ‌ ​ ‍‌‌‍‌‍​ ‌‍​‍ ‌​ ‌​​ ​‌​ ‌​​ ​​​‍ ‌‌‍​‍‌‍‌​​ ​‍‌‍‌‍​‍ ‌​ ‍‌​ ​‌​ ‌‍​ ​ ​ ​‍‌‍‌​​ ‌ ‌‍‌​‌‍‌‍‌‍‌‌‌‍‌‍‌‍​‌​‍‌‍‌ ‌​‌ ‍‌‌ ​​‌‍‌‌​ ‌‌ ‌‍‌‍‌‌‌‍ ‍‌ ‌‌‌‍‌‌​‍‌‍‌ ​​‌‍​‌‌ ‌​‌‍‍​​ ‌‌ ​ ‌ ‌‌‌‍​‍‌​ ‍‌‍​‌‌ ‌‍‌‍‍‌‌‍‌ ‌‍​‌‌ ‌​‌‍‍‌‌‍ ‌‍ ‍​‍ ‍‌‍​ ‌‍ ‌‍ ​‌ ‌‌‌‍ ‌‌‍ ‍‌ ​ ​‍‌‌​ ‌‌‌​​‍‌‌ ‌‍‍ ‌‍‌‌‌ ‍‌​‍‌‌​ ​ ‌​‌​​‍‌‌​ ​ ‌​‌​​‍‌‌​ ​‍​ ​‍​ ‍‌‌‍​‍‌‍‌‌‌‍‌‌‌‍‌​‌‍‌‍‌‍‌​​ ‍‌​ ‌ ‌‍‌‌‌‍‌‍​ ‍‌​‍‌‌​ ​‍​ ​‍​‍‌‌​ ‌‌‌​‌​​‍ ‍‌‍ ​‌‍‍‌‌‍ ‍‌‍‍ ‌ ​ ​‍‌‌​ ‌‌‌​​‍‌‌ ‌‍‍ ‌‍‌‌‌ ‍‌​‍‌‌​ ​ ‌​‌​​‍‌‌​ ​ ‌​‌​​‍‌‌​ ​‍​ ​‍‌‍​‌‌‍​ ​ ‌‍​ ‌​​ ‌‌​ ​​‌‍​‌​ ​‍​ ​‌​ ‌ ​ ​​‌‍​‍​‍‌‌​ ​‍​ ​‍​‍‌‌​ ‌‌‌​‌​​‍ ‍‌ ‌​‌‍‍‌‌ ‌​‌‍ ​‌‍‌‌​‍‌‍‌ ​​‌‍‌‌‌ ​‍‌ ​ ‌ ​​‌‍‌‌‌‍​ ‌ ‌​‌‍‍‌‌ ‌‍‌‍‌‌​ ‌‌ ​​‌ ‌‌‌‍​‍‌‍ ​‌‍‍‌‌ ​ ‌‍‍​‌‍‌‌‌‍‌​​‍​‍‌ ‌
Overview​​​​‌ ‍ ​‍​‍‌‍ ‌ ​‍‌‍‍‌‌‍‌ ‌‍‍‌‌‍ ‍​‍​‍​ ‍‍​‍​‍‌ ​ ‌‍​‌‌‍ ‍‌‍‍‌‌ ‌​‌ ‍‌​‍ ‍‌‍‍‌‌‍ ​‍​‍​‍ ​​‍​‍‌‍‍​‌ ​‍‌‍‌‌‌‍‌‍​‍​‍​ ‍‍​‍​‍‌‍‍​‌ ‌​‌ ‌​‌ ​​‌ ​ ​ ‍‍​‍ ​‍ ‌‍​ ‌‍‍​‌‍‌‌‌‍ ​‌ ​ ‌‍‌‌‌‍​‌‌ ​​‌‍‍‌‌‍‌‌‌ ​‍‌ ​ ​‍ ‍‌ ​ ‌‍​‌‌‍ ‍‌‍‍‌‌ ‌​‌ ‍‌​‍ ‍‌ ​ ‌ ‌​‌ ‌‌‌‍‌​‌‍‍‌‌‍ ​‍ ‌‍‍‌‌‍ ‍‌ ‌​‌‍‌‌‌‍ ‍‌ ‌​​‍ ‌‍‌‌‌‍‌​‌‍‍‌‌ ‌​​‍ ‌‍ ‌‌‍ ‌‍‌​‌‍‌‌​ ‌‌ ​​‌ ​‍‌‍‌‌‌ ​ ‌‍‌‌‌‍ ‍‌ ‌​‌‍​‌‌ ‌​‌‍‍‌‌‍ ‌‍ ‍​ ‍ ‌‍‍‌‌‍‌​​ ‌‌‍​ ‌‍‌​‌‍‌‍​ ‌​‌‍‌‌‌‍‌‌​ ​ ​ ‍​​‍ ‌​ ‌ ​ ‍‌‌‍‌‍​ ‌‍​‍ ‌​ ‌​​ ​‌​ ‌​​ ​​​‍ ‌‌‍​‍‌‍‌​​ ​‍‌‍‌‍​‍ ‌​ ‍‌​ ​‌​ ‌‍​ ​ ​ ​‍‌‍‌​​ ‌ ‌‍‌​‌‍‌‍‌‍‌‌‌‍‌‍‌‍​‌​ ‍ ‌ ‌​‌ ‍‌‌ ​​‌‍‌‌​ ‌‌ ‌‍‌‍‌‌‌‍ ‍‌ ‌‌‌‍‌‌​ ‍ ‌ ​​‌‍​‌‌ ‌​‌‍‍​​ ‌‌ ​ ‌ ‌‌‌‍​‍‌​ ‍‌‍​‌‌ ‌‍‌‍‍‌‌‍‌ ‌‍​‌‌ ‌​‌‍‍‌‌‍ ‌‍ ‍​‍ ‍‌‍​ ‌‍ ‌‍ ​‌ ‌‌‌‍ ‌‌‍ ‍‌ ​ ​‍‌‌​ ‌‌‌​​‍‌‌ ‌‍‍ ‌‍‌‌‌ ‍‌​‍‌‌​ ​ ‌​‌​​‍‌‌​ ​ ‌​‌​​‍‌‌​ ​‍​ ​‍​ ​ ‌‍‌‌​ ​‌‌‍​‌​ ​‌​ ​‌​ ‌‌​ ‌ ​ ​‍‌‍‌‌​ ‌ ​ ‍‌‌‍​‍‌‍​‍​ ​​​ ‌​​ ‍‌​ ​‍​ ‍‌​ ‍‌​ ​​​ ‌​​ ‌​​ ‌‍‌‍‌​‌‍​‍‌‍​‌‌‍​ ​ ‌‍​ ‌ ​ ‍​​ ​‍​‍‌‌​ ​‍​ ​‍​‍‌‌​ ‌‌‌​‌​​‍ ‍‌‍ ​‌‍‍‌‌‍ ‍‌‍‍ ‌ ​ ​‍‌‌​ ‌‌‌​​‍‌‌ ‌‍‍ ‌‍‌‌‌ ‍‌​‍‌‌​ ​ ‌​‌​​‍‌‌​ ​ ‌​‌​​‍‌‌​ ​‍​ ​‍​ ​​‌‍​ ​ ‌‍​ ‍​​ ‌ ​ ​‍​ ‍​​ ​ ​ ​‌​ ​​‌‍‌​​ ‍​​‍‌‌​ ​‍​ ​‍​‍‌‌​ ‌‌‌​‌​​‍ ‍‌ ‌​‌‍‍‌‌ ‌​‌‍ ​‌‍‌‌​ ‌‍​‍‌‍​‌‌ ​ ‌‍‌‌‌‌‌‌‌ ​‍‌‍ ​​ ‌‌‍‍​‌ ‌​‌ ‌​‌ ​​‌ ​ ​‍‌‌​ ​ ‌​​‌​‍‌‌​ ​‍‌​‌‍​‍‌‌​ ​‍‌​‌‍‌‍​ ‌‍‍​‌‍‌‌‌‍ ​‌ ​ ‌‍‌‌‌‍​‌‌ ​​‌‍‍‌‌‍‌‌‌ ​‍‌ ​ ​‍ ‍‌ ​ ‌‍​‌‌‍ ‍‌‍‍‌‌ ‌​‌ ‍‌​‍ ‍‌ ​ ‌ ‌​‌ ‌‌‌‍‌​‌‍‍‌‌‍ ​‍‌‍‌‍‍‌‌‍‌​​ ‌‌‍​ ‌‍‌​‌‍‌‍​ ‌​‌‍‌‌‌‍‌‌​ ​ ​ ‍​​‍ ‌​ ‌ ​ ‍‌‌‍‌‍​ ‌‍​‍ ‌​ ‌​​ ​‌​ ‌​​ ​​​‍ ‌‌‍​‍‌‍‌​​ ​‍‌‍‌‍​‍ ‌​ ‍‌​ ​‌​ ‌‍​ ​ ​ ​‍‌‍‌​​ ‌ ‌‍‌​‌‍‌‍‌‍‌‌‌‍‌‍‌‍​‌​‍‌‍‌ ‌​‌ ‍‌‌ ​​‌‍‌‌​ ‌‌ ‌‍‌‍‌‌‌‍ ‍‌ ‌‌‌‍‌‌​‍‌‍‌ ​​‌‍​‌‌ ‌​‌‍‍​​ ‌‌ ​ ‌ ‌‌‌‍​‍‌​ ‍‌‍​‌‌ ‌‍‌‍‍‌‌‍‌ ‌‍​‌‌ ‌​‌‍‍‌‌‍ ‌‍ ‍​‍ ‍‌‍​ ‌‍ ‌‍ ​‌ ‌‌‌‍ ‌‌‍ ‍‌ ​ ​‍‌‌​ ‌‌‌​​‍‌‌ ‌‍‍ ‌‍‌‌‌ ‍‌​‍‌‌​ ​ ‌​‌​​‍‌‌​ ​ ‌​‌​​‍‌‌​ ​‍​ ​‍​ ​ ‌‍‌‌​ ​‌‌‍​‌​ ​‌​ ​‌​ ‌‌​ ‌ ​ ​‍‌‍‌‌​ ‌ ​ ‍‌‌‍​‍‌‍​‍​ ​​​ ‌​​ ‍‌​ ​‍​ ‍‌​ ‍‌​ ​​​ ‌​​ ‌​​ ‌‍‌‍‌​‌‍​‍‌‍​‌‌‍​ ​ ‌‍​ ‌ ​ ‍​​ ​‍​‍‌‌​ ​‍​ ​‍​‍‌‌​ ‌‌‌​‌​​‍ ‍‌‍ ​‌‍‍‌‌‍ ‍‌‍‍ ‌ ​ ​‍‌‌​ ‌‌‌​​‍‌‌ ‌‍‍ ‌‍‌‌‌ ‍‌​‍‌‌​ ​ ‌​‌​​‍‌‌​ ​ ‌​‌​​‍‌‌​ ​‍​ ​‍​ ​​‌‍​ ​ ‌‍​ ‍​​ ‌ ​ ​‍​ ‍​​ ​ ​ ​‌​ ​​‌‍‌​​ ‍​​‍‌‌​ ​‍​ ​‍​‍‌‌​ ‌‌‌​‌​​‍ ‍‌ ‌​‌‍‍‌‌ ‌​‌‍ ​‌‍‌‌​‍‌‍‌ ​​‌‍‌‌‌ ​‍‌ ​ ‌ ​​‌‍‌‌‌‍​ ‌ ‌​‌‍‍‌‌ ‌‍‌‍‌‌​ ‌‌ ​​‌ ‌‌‌‍​‍‌‍ ​‌‍‍‌‌ ​ ‌‍‍​‌‍‌‌‌‍‌​​‍​‍‌ ‌
Classes​​​​‌ ‍ ​‍​‍‌‍ ‌ ​‍‌‍‍‌‌‍‌ ‌‍‍‌‌‍ ‍​‍​‍​ ‍‍​‍​‍‌ ​ ‌‍​‌‌‍ ‍‌‍‍‌‌ ‌​‌ ‍‌​‍ ‍‌‍‍‌‌‍ ​‍​‍​‍ ​​‍​‍‌‍‍​‌ ​‍‌‍‌‌‌‍‌‍​‍​‍​ ‍‍​‍​‍‌‍‍​‌ ‌​‌ ‌​‌ ​​‌ ​ ​ ‍‍​‍ ​‍ ‌‍​ ‌‍‍​‌‍‌‌‌‍ ​‌ ​ ‌‍‌‌‌‍​‌‌ ​​‌‍‍‌‌‍‌‌‌ ​‍‌ ​ ​‍ ‍‌ ​ ‌‍​‌‌‍ ‍‌‍‍‌‌ ‌​‌ ‍‌​‍ ‍‌ ​ ‌ ‌​‌ ‌‌‌‍‌​‌‍‍‌‌‍ ​‍ ‌‍‍‌‌‍ ‍‌ ‌​‌‍‌‌‌‍ ‍‌ ‌​​‍ ‌‍‌‌‌‍‌​‌‍‍‌‌ ‌​​‍ ‌‍ ‌‌‍ ‌‍‌​‌‍‌‌​ ‌‌ ​​‌ ​‍‌‍‌‌‌ ​ ‌‍‌‌‌‍ ‍‌ ‌​‌‍​‌‌ ‌​‌‍‍‌‌‍ ‌‍ ‍​ ‍ ‌‍‍‌‌‍‌​​ ‌‌‍​ ‌‍‌​‌‍‌‍​ ‌​‌‍‌‌‌‍‌‌​ ​ ​ ‍​​‍ ‌​ ‌ ​ ‍‌‌‍‌‍​ ‌‍​‍ ‌​ ‌​​ ​‌​ ‌​​ ​​​‍ ‌‌‍​‍‌‍‌​​ ​‍‌‍‌‍​‍ ‌​ ‍‌​ ​‌​ ‌‍​ ​ ​ ​‍‌‍‌​​ ‌ ‌‍‌​‌‍‌‍‌‍‌‌‌‍‌‍‌‍​‌​ ‍ ‌ ‌​‌ ‍‌‌ ​​‌‍‌‌​ ‌‌ ‌‍‌‍‌‌‌‍ ‍‌ ‌‌‌‍‌‌​ ‍ ‌ ​​‌‍​‌‌ ‌​‌‍‍​​ ‌‌ ​ ‌ ‌‌‌‍​‍‌​ ‍‌‍​‌‌ ‌‍‌‍‍‌‌‍‌ ‌‍​‌‌ ‌​‌‍‍‌‌‍ ‌‍ ‍​‍ ‍‌‍​ ‌‍ ‌‍ ​‌ ‌‌‌‍ ‌‌‍ ‍‌ ​ ​‍‌‌​ ‌‌‌​​‍‌‌ ‌‍‍ ‌‍‌‌‌ ‍‌​‍‌‌​ ​ ‌​‌​​‍‌‌​ ​ ‌​‌​​‍‌‌​ ​‍​ ​‍‌‍​‌​ ‍​​ ‌‍​ ‌ ‌‍​ ​ ‍​‌‍‌‍​ ‍‌​ ​​‌‍‌​​ ‍​‌‍​‌​‍‌‌​ ​‍​ ​‍​‍‌‌​ ‌‌‌​‌​​‍ ‍‌‍ ​‌‍‍‌‌‍ ‍‌‍‍ ‌ ​ ​‍‌‌​ ‌‌‌​​‍‌‌ ‌‍‍ ‌‍‌‌‌ ‍‌​‍‌‌​ ​ ‌​‌​​‍‌‌​ ​ ‌​‌​​‍‌‌​ ​‍​ ​‍​ ​​‌‍​ ​ ‌‍​ ‍​​ ‌ ​ ​‍​ ‍​​ ​ ​ ​‌​ ​​‌‍‌​​ ‍​​‍‌‌​ ​‍​ ​‍​‍‌‌​ ‌‌‌​‌​​‍ ‍‌ ‌​‌‍‍‌‌ ‌​‌‍ ​‌‍‌‌​ ‌‍​‍‌‍​‌‌ ​ ‌‍‌‌‌‌‌‌‌ ​‍‌‍ ​​ ‌‌‍‍​‌ ‌​‌ ‌​‌ ​​‌ ​ ​‍‌‌​ ​ ‌​​‌​‍‌‌​ ​‍‌​‌‍​‍‌‌​ ​‍‌​‌‍‌‍​ ‌‍‍​‌‍‌‌‌‍ ​‌ ​ ‌‍‌‌‌‍​‌‌ ​​‌‍‍‌‌‍‌‌‌ ​‍‌ ​ ​‍ ‍‌ ​ ‌‍​‌‌‍ ‍‌‍‍‌‌ ‌​‌ ‍‌​‍ ‍‌ ​ ‌ ‌​‌ ‌‌‌‍‌​‌‍‍‌‌‍ ​‍‌‍‌‍‍‌‌‍‌​​ ‌‌‍​ ‌‍‌​‌‍‌‍​ ‌​‌‍‌‌‌‍‌‌​ ​ ​ ‍​​‍ ‌​ ‌ ​ ‍‌‌‍‌‍​ ‌‍​‍ ‌​ ‌​​ ​‌​ ‌​​ ​​​‍ ‌‌‍​‍‌‍‌​​ ​‍‌‍‌‍​‍ ‌​ ‍‌​ ​‌​ ‌‍​ ​ ​ ​‍‌‍‌​​ ‌ ‌‍‌​‌‍‌‍‌‍‌‌‌‍‌‍‌‍​‌​‍‌‍‌ ‌​‌ ‍‌‌ ​​‌‍‌‌​ ‌‌ ‌‍‌‍‌‌‌‍ ‍‌ ‌‌‌‍‌‌​‍‌‍‌ ​​‌‍​‌‌ ‌​‌‍‍​​ ‌‌ ​ ‌ ‌‌‌‍​‍‌​ ‍‌‍​‌‌ ‌‍‌‍‍‌‌‍‌ ‌‍​‌‌ ‌​‌‍‍‌‌‍ ‌‍ ‍​‍ ‍‌‍​ ‌‍ ‌‍ ​‌ ‌‌‌‍ ‌‌‍ ‍‌ ​ ​‍‌‌​ ‌‌‌​​‍‌‌ ‌‍‍ ‌‍‌‌‌ ‍‌​‍‌‌​ ​ ‌​‌​​‍‌‌​ ​ ‌​‌​​‍‌‌​ ​‍​ ​‍‌‍​‌​ ‍​​ ‌‍​ ‌ ‌‍​ ​ ‍​‌‍‌‍​ ‍‌​ ​​‌‍‌​​ ‍​‌‍​‌​‍‌‌​ ​‍​ ​‍​‍‌‌​ ‌‌‌​‌​​‍ ‍‌‍ ​‌‍‍‌‌‍ ‍‌‍‍ ‌ ​ ​‍‌‌​ ‌‌‌​​‍‌‌ ‌‍‍ ‌‍‌‌‌ ‍‌​‍‌‌​ ​ ‌​‌​​‍‌‌​ ​ ‌​‌​​‍‌‌​ ​‍​ ​‍​ ​​‌‍​ ​ ‌‍​ ‍​​ ‌ ​ ​‍​ ‍​​ ​ ​ ​‌​ ​​‌‍‌​​ ‍​​‍‌‌​ ​‍​ ​‍​‍‌‌​ ‌‌‌​‌​​‍ ‍‌ ‌​‌‍‍‌‌ ‌​‌‍ ​‌‍‌‌​‍‌‍‌ ​​‌‍‌‌‌ ​‍‌ ​ ‌ ​​‌‍‌‌‌‍​ ‌ ‌​‌‍‍‌‌ ‌‍‌‍‌‌​ ‌‌ ​​‌ ‌‌‌‍​‍‌‍ ​‌‍‍‌‌ ​ ‌‍‍​‌‍‌‌‌‍‌​​‍​‍‌ ‌
Summer Camps​​​​‌ ‍ ​‍​‍‌‍ ‌ ​‍‌‍‍‌‌‍‌ ‌‍‍‌‌‍ ‍​‍​‍​ ‍‍​‍​‍‌ ​ ‌‍​‌‌‍ ‍‌‍‍‌‌ ‌​‌ ‍‌​‍ ‍‌‍‍‌‌‍ ​‍​‍​‍ ​​‍​‍‌‍‍​‌ ​‍‌‍‌‌‌‍‌‍​‍​‍​ ‍‍​‍​‍‌‍‍​‌ ‌​‌ ‌​‌ ​​‌ ​ ​ ‍‍​‍ ​‍ ‌‍​ ‌‍‍​‌‍‌‌‌‍ ​‌ ​ ‌‍‌‌‌‍​‌‌ ​​‌‍‍‌‌‍‌‌‌ ​‍‌ ​ ​‍ ‍‌ ​ ‌‍​‌‌‍ ‍‌‍‍‌‌ ‌​‌ ‍‌​‍ ‍‌ ​ ‌ ‌​‌ ‌‌‌‍‌​‌‍‍‌‌‍ ​‍ ‌‍‍‌‌‍ ‍‌ ‌​‌‍‌‌‌‍ ‍‌ ‌​​‍ ‌‍‌‌‌‍‌​‌‍‍‌‌ ‌​​‍ ‌‍ ‌‌‍ ‌‍‌​‌‍‌‌​ ‌‌ ​​‌ ​‍‌‍‌‌‌ ​ ‌‍‌‌‌‍ ‍‌ ‌​‌‍​‌‌ ‌​‌‍‍‌‌‍ ‌‍ ‍​ ‍ ‌‍‍‌‌‍‌​​ ‌‌‍​ ‌‍‌​‌‍‌‍​ ‌​‌‍‌‌‌‍‌‌​ ​ ​ ‍​​‍ ‌​ ‌ ​ ‍‌‌‍‌‍​ ‌‍​‍ ‌​ ‌​​ ​‌​ ‌​​ ​​​‍ ‌‌‍​‍‌‍‌​​ ​‍‌‍‌‍​‍ ‌​ ‍‌​ ​‌​ ‌‍​ ​ ​ ​‍‌‍‌​​ ‌ ‌‍‌​‌‍‌‍‌‍‌‌‌‍‌‍‌‍​‌​ ‍ ‌ ‌​‌ ‍‌‌ ​​‌‍‌‌​ ‌‌ ‌‍‌‍‌‌‌‍ ‍‌ ‌‌‌‍‌‌​ ‍ ‌ ​​‌‍​‌‌ ‌​‌‍‍​​ ‌‌ ​ ‌ ‌‌‌‍​‍‌​ ‍‌‍​‌‌ ‌‍‌‍‍‌‌‍‌ ‌‍​‌‌ ‌​‌‍‍‌‌‍ ‌‍ ‍​‍ ‍‌‍​ ‌‍ ‌‍ ​‌ ‌‌‌‍ ‌‌‍ ‍‌ ​ ​‍‌‌​ ‌‌‌​​‍‌‌ ‌‍‍ ‌‍‌‌‌ ‍‌​‍‌‌​ ​ ‌​‌​​‍‌‌​ ​ ‌​‌​​‍‌‌​ ​‍​ ​‍​ ‍​​ ​​​ ​​​ ‌​‌‍‌‍​ ​‌‌‍‌​‌‍​‌‌‍‌‌‌‍‌‍‌‍​‌​ ‍‌​‍‌‌​ ​‍​ ​‍​‍‌‌​ ‌‌‌​‌​​‍ ‍‌ ‌​‌‍‍‌‌ ‌​‌‍ ​‌‍‌‌​ ‌‍​‍‌‍​‌‌ ​ ‌‍‌‌‌‌‌‌‌ ​‍‌‍ ​​ ‌‌‍‍​‌ ‌​‌ ‌​‌ ​​‌ ​ ​‍‌‌​ ​ ‌​​‌​‍‌‌​ ​‍‌​‌‍​‍‌‌​ ​‍‌​‌‍‌‍​ ‌‍‍​‌‍‌‌‌‍ ​‌ ​ ‌‍‌‌‌‍​‌‌ ​​‌‍‍‌‌‍‌‌‌ ​‍‌ ​ ​‍ ‍‌ ​ ‌‍​‌‌‍ ‍‌‍‍‌‌ ‌​‌ ‍‌​‍ ‍‌ ​ ‌ ‌​‌ ‌‌‌‍‌​‌‍‍‌‌‍ ​‍‌‍‌‍‍‌‌‍‌​​ ‌‌‍​ ‌‍‌​‌‍‌‍​ ‌​‌‍‌‌‌‍‌‌​ ​ ​ ‍​​‍ ‌​ ‌ ​ ‍‌‌‍‌‍​ ‌‍​‍ ‌​ ‌​​ ​‌​ ‌​​ ​​​‍ ‌‌‍​‍‌‍‌​​ ​‍‌‍‌‍​‍ ‌​ ‍‌​ ​‌​ ‌‍​ ​ ​ ​‍‌‍‌​​ ‌ ‌‍‌​‌‍‌‍‌‍‌‌‌‍‌‍‌‍​‌​‍‌‍‌ ‌​‌ ‍‌‌ ​​‌‍‌‌​ ‌‌ ‌‍‌‍‌‌‌‍ ‍‌ ‌‌‌‍‌‌​‍‌‍‌ ​​‌‍​‌‌ ‌​‌‍‍​​ ‌‌ ​ ‌ ‌‌‌‍​‍‌​ ‍‌‍​‌‌ ‌‍‌‍‍‌‌‍‌ ‌‍​‌‌ ‌​‌‍‍‌‌‍ ‌‍ ‍​‍ ‍‌‍​ ‌‍ ‌‍ ​‌ ‌‌‌‍ ‌‌‍ ‍‌ ​ ​‍‌‌​ ‌‌‌​​‍‌‌ ‌‍‍ ‌‍‌‌‌ ‍‌​‍‌‌​ ​ ‌​‌​​‍‌‌​ ​ ‌​‌​​‍‌‌​ ​‍​ ​‍​ ‍​​ ​​​ ​​​ ‌​‌‍‌‍​ ​‌‌‍‌​‌‍​‌‌‍‌‌‌‍‌‍‌‍​‌​ ‍‌​‍‌‌​ ​‍​ ​‍​‍‌‌​ ‌‌‌​‌​​‍ ‍‌ ‌​‌‍‍‌‌ ‌​‌‍ ​‌‍‌‌​‍‌‍‌ ​​‌‍‌‌‌ ​‍‌ ​ ‌ ​​‌‍‌‌‌‍​ ‌ ‌​‌‍‍‌‌ ‌‍‌‍‌‌​ ‌‌ ​​‌ ‌‌‌‍​‍‌‍ ​‌‍‍‌‌ ​ ‌‍‍​‌‍‌‌‌‍‌​​‍​‍‌ ‌
School Break Camps​​​​‌ ‍ ​‍​‍‌‍ ‌ ​‍‌‍‍‌‌‍‌ ‌‍‍‌‌‍ ‍​‍​‍​ ‍‍​‍​‍‌ ​ ‌‍​‌‌‍ ‍‌‍‍‌‌ ‌​‌ ‍‌​‍ ‍‌‍‍‌‌‍ ​‍​‍​‍ ​​‍​‍‌‍‍​‌ ​‍‌‍‌‌‌‍‌‍​‍​‍​ ‍‍​‍​‍‌‍‍​‌ ‌​‌ ‌​‌ ​​‌ ​ ​ ‍‍​‍ ​‍ ‌‍​ ‌‍‍​‌‍‌‌‌‍ ​‌ ​ ‌‍‌‌‌‍​‌‌ ​​‌‍‍‌‌‍‌‌‌ ​‍‌ ​ ​‍ ‍‌ ​ ‌‍​‌‌‍ ‍‌‍‍‌‌ ‌​‌ ‍‌​‍ ‍‌ ​ ‌ ‌​‌ ‌‌‌‍‌​‌‍‍‌‌‍ ​‍ ‌‍‍‌‌‍ ‍‌ ‌​‌‍‌‌‌‍ ‍‌ ‌​​‍ ‌‍‌‌‌‍‌​‌‍‍‌‌ ‌​​‍ ‌‍ ‌‌‍ ‌‍‌​‌‍‌‌​ ‌‌ ​​‌ ​‍‌‍‌‌‌ ​ ‌‍‌‌‌‍ ‍‌ ‌​‌‍​‌‌ ‌​‌‍‍‌‌‍ ‌‍ ‍​ ‍ ‌‍‍‌‌‍‌​​ ‌‌‍​ ‌‍‌​‌‍‌‍​ ‌​‌‍‌‌‌‍‌‌​ ​ ​ ‍​​‍ ‌​ ‌ ​ ‍‌‌‍‌‍​ ‌‍​‍ ‌​ ‌​​ ​‌​ ‌​​ ​​​‍ ‌‌‍​‍‌‍‌​​ ​‍‌‍‌‍​‍ ‌​ ‍‌​ ​‌​ ‌‍​ ​ ​ ​‍‌‍‌​​ ‌ ‌‍‌​‌‍‌‍‌‍‌‌‌‍‌‍‌‍​‌​ ‍ ‌ ‌​‌ ‍‌‌ ​​‌‍‌‌​ ‌‌ ‌‍‌‍‌‌‌‍ ‍‌ ‌‌‌‍‌‌​ ‍ ‌ ​​‌‍​‌‌ ‌​‌‍‍​​ ‌‌ ​ ‌ ‌‌‌‍​‍‌​ ‍‌‍​‌‌ ‌‍‌‍‍‌‌‍‌ ‌‍​‌‌ ‌​‌‍‍‌‌‍ ‌‍ ‍​‍ ‍‌‍​ ‌‍ ‌‍ ​‌ ‌‌‌‍ ‌‌‍ ‍‌ ​ ​‍‌‌​ ‌‌‌​​‍‌‌ ‌‍‍ ‌‍‌‌‌ ‍‌​‍‌‌​ ​ ‌​‌​​‍‌‌​ ​ ‌​‌​​‍‌‌​ ​‍​ ​‍‌‍​‍​ ​​​ ​​‌‍‌​‌‍‌‍​ ​‌​ ‌​‌‍​ ‌‍​ ‌‍​ ​ ‍‌​ ‌‌​‍‌‌​ ​‍​ ​‍​‍‌‌​ ‌‌‌​‌​​‍ ‍‌‍ ​‌‍‍‌‌‍ ‍‌‍‍ ‌ ​ ​‍‌‌​ ‌‌‌​​‍‌‌ ‌‍‍ ‌‍‌‌‌ ‍‌​‍‌‌​ ​ ‌​‌​​‍‌‌​ ​ ‌​‌​​‍‌‌​ ​‍​ ​‍​ ​‍​ ‌‍​ ‌‌‌‍‌​​ ‍‌​ ​​​ ‍‌​ ​‍​ ‌‍​ ​‍‌‍‌‍‌‍‌​​‍‌‌​ ​‍​ ​‍​‍‌‌​ ‌‌‌​‌​​‍ ‍‌ ‌​‌‍‍‌‌ ‌​‌‍ ​‌‍‌‌​ ‌‍​‍‌‍​‌‌ ​ ‌‍‌‌‌‌‌‌‌ ​‍‌‍ ​​ ‌‌‍‍​‌ ‌​‌ ‌​‌ ​​‌ ​ ​‍‌‌​ ​ ‌​​‌​‍‌‌​ ​‍‌​‌‍​‍‌‌​ ​‍‌​‌‍‌‍​ ‌‍‍​‌‍‌‌‌‍ ​‌ ​ ‌‍‌‌‌‍​‌‌ ​​‌‍‍‌‌‍‌‌‌ ​‍‌ ​ ​‍ ‍‌ ​ ‌‍​‌‌‍ ‍‌‍‍‌‌ ‌​‌ ‍‌​‍ ‍‌ ​ ‌ ‌​‌ ‌‌‌‍‌​‌‍‍‌‌‍ ​‍‌‍‌‍‍‌‌‍‌​​ ‌‌‍​ ‌‍‌​‌‍‌‍​ ‌​‌‍‌‌‌‍‌‌​ ​ ​ ‍​​‍ ‌​ ‌ ​ ‍‌‌‍‌‍​ ‌‍​‍ ‌​ ‌​​ ​‌​ ‌​​ ​​​‍ ‌‌‍​‍‌‍‌​​ ​‍‌‍‌‍​‍ ‌​ ‍‌​ ​‌​ ‌‍​ ​ ​ ​‍‌‍‌​​ ‌ ‌‍‌​‌‍‌‍‌‍‌‌‌‍‌‍‌‍​‌​‍‌‍‌ ‌​‌ ‍‌‌ ​​‌‍‌‌​ ‌‌ ‌‍‌‍‌‌‌‍ ‍‌ ‌‌‌‍‌‌​‍‌‍‌ ​​‌‍​‌‌ ‌​‌‍‍​​ ‌‌ ​ ‌ ‌‌‌‍​‍‌​ ‍‌‍​‌‌ ‌‍‌‍‍‌‌‍‌ ‌‍​‌‌ ‌​‌‍‍‌‌‍ ‌‍ ‍​‍ ‍‌‍​ ‌‍ ‌‍ ​‌ ‌‌‌‍ ‌‌‍ ‍‌ ​ ​‍‌‌​ ‌‌‌​​‍‌‌ ‌‍‍ ‌‍‌‌‌ ‍‌​‍‌‌​ ​ ‌​‌​​‍‌‌​ ​ ‌​‌​​‍‌‌​ ​‍​ ​‍‌‍​‍​ ​​​ ​​‌‍‌​‌‍‌‍​ ​‌​ ‌​‌‍​ ‌‍​ ‌‍​ ​ ‍‌​ ‌‌​‍‌‌​ ​‍​ ​‍​‍‌‌​ ‌‌‌​‌​​‍ ‍‌‍ ​‌‍‍‌‌‍ ‍‌‍‍ ‌ ​ ​‍‌‌​ ‌‌‌​​‍‌‌ ‌‍‍ ‌‍‌‌‌ ‍‌​‍‌‌​ ​ ‌​‌​​‍‌‌​ ​ ‌​‌​​‍‌‌​ ​‍​ ​‍​ ​‍​ ‌‍​ ‌‌‌‍‌​​ ‍‌​ ​​​ ‍‌​ ​‍​ ‌‍​ ​‍‌‍‌‍‌‍‌​​‍‌‌​ ​‍​ ​‍​‍‌‌​ ‌‌‌​‌​​‍ ‍‌ ‌​‌‍‍‌‌ ‌​‌‍ ​‌‍‌‌​‍‌‍‌ ​​‌‍‌‌‌ ​‍‌ ​ ‌ ​​‌‍‌‌‌‍​ ‌ ‌​‌‍‍‌‌ ‌‍‌‍‌‌​ ‌‌ ​​‌ ‌‌‌‍​‍‌‍ ​‌‍‍‌‌ ​ ‌‍‍​‌‍‌‌‌‍‌​​‍​‍‌ ‌
More
Spots are limited! Enroll today. Classes start March 7th.​​​​‌